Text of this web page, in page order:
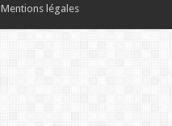
Mentions légales